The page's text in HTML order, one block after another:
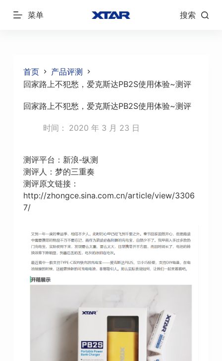
跳
菜单 搜索
首页
产品评测
回家路上不犯愁，爱克斯达PB2S使用体验~测评
回家路上不犯愁，爱克斯达PB2S使用体验~测评
时间： 2020 年 3 月 23 日
测评平台：新浪-纵测
测评人：梦的三重奏
测评原文链接：
http://zhongce.sina.com.cn/article/view/3306
7/